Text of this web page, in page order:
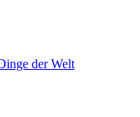
der Welt